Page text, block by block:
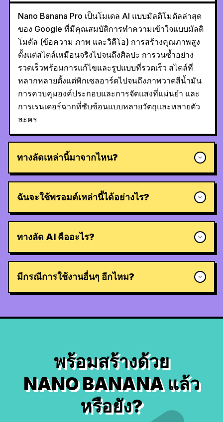
Nano Banana Pro เป็นโมเดล AI แบบมัลติโมดัลล่าสุด
ของ Google ที่มีคุณสมบัติการทำความเข้าใจแบบมัลติ
โมดัล (ข้อความ ภาพ และวิดีโอ) การสร้างคุณภาพสูง
ตั้งแต่สไตล์เหมือนจริงไปจนถึงศิลปะ การวนซ้ำอย่าง
รวดเร็วพร้อมการแก้ไขและรูปแบบที่รวดเร็ว สไตล์ที่
หลากหลายตั้งแต่พิกเซลอาร์ตไปจนถึงภาพวาดสีน้ำมัน
การควบคุมองค์ประกอบและการจัดแสงที่แม่นยำ และ
การเรนเดอร์ฉากที่ซับซ้อนแบบหลายวัตถุและหลายตัว
ละคร
ทางลัดเหล่านี้มาจากไหน?
ฉันจะใช้พรอมต์เหล่านี้ได้อย่างไร?
ทางลัด AI คืออะไร?
มีกรณีการใช้งานอื่นๆ อีกไหม?
พร้อมสร้างด้วย
NANO BANANA แล้ว
หรือยัง?